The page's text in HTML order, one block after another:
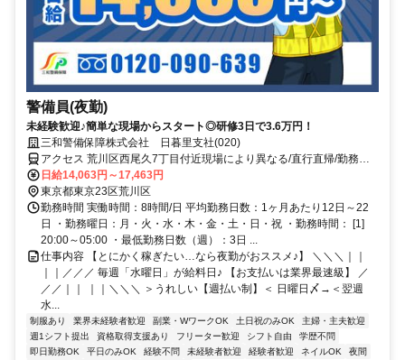
警備員(夜勤)
未経験歓迎♪簡単な現場からスタート◎研修3日で3.6万円！
三和警備保障株式会社 日暮里支社(020)
アクセス 荒川区西尾久7丁目付近現場により異なる/直行直帰/勤務地
相談可■電話面接■来社不要
日給14,063円～17,463円
東京都東京23区荒川区
勤務時間 実働時間：8時間/日 平均勤務日数：1ヶ月あたり12日～22
日 ・勤務曜日：月・火・水・木・金・土・日・祝 ・勤務時間： [1]
20:00～05:00 ・最低勤務日数（週）：3日 ...
仕事内容 【とにかく稼ぎたい…なら夜勤がおススメ♪】 ＼＼＼｜｜
｜｜／／／ 毎週「水曜日」が給料日♪ 【お支払いは業界最速級】 ／
／／｜｜ ｜｜＼＼＼ ＞うれしい【週払い制】＜ 日曜日〆→＜翌週
水...
制服あり 業界未経験者歓迎 副業・WワークOK 土日祝のみOK
主婦・主夫歓迎
週1シフト提出
資格取得支援あり フリーター歓迎 シフト自由
学歴不問
即日勤務OK
平日のみOK 経験不問 未経験者歓迎 経験者歓迎 ネイルOK
夜間